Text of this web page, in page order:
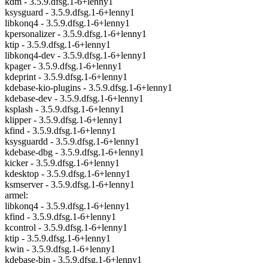
ksysguard - 3.5.9.dfsg.1-6+lenny1
libkonq4 - 3.5.9.dfsg.1-6+lenny1
kpersonalizer - 3.5.9.dfsg.1-6+lenny1
ktip - 3.5.9.dfsg.1-6+lenny1
libkonq4-dev - 3.5.9.dfsg.1-6+lenny1
kpager - 3.5.9.dfsg.1-6+lenny1
kdeprint - 3.5.9.dfsg.1-6+lenny1
kdebase-kio-plugins - 3.5.9.dfsg.1-6+lenny1
kdebase-dev - 3.5.9.dfsg.1-6+lenny1
ksplash - 3.5.9.dfsg.1-6+lenny1
klipper - 3.5.9.dfsg.1-6+lenny1
kfind - 3.5.9.dfsg.1-6+lenny1
ksysguardd - 3.5.9.dfsg.1-6+lenny1
kdebase-dbg - 3.5.9.dfsg.1-6+lenny1
kicker - 3.5.9.dfsg.1-6+lenny1
kdesktop - 3.5.9.dfsg.1-6+lenny1
ksmserver - 3.5.9.dfsg.1-6+lenny1
armel:
libkonq4 - 3.5.9.dfsg.1-6+lenny1
kfind - 3.5.9.dfsg.1-6+lenny1
kcontrol - 3.5.9.dfsg.1-6+lenny1
ktip - 3.5.9.dfsg.1-6+lenny1
kwin - 3.5.9.dfsg.1-6+lenny1
kdebase-bin - 3.5.9.dfsg.1-6+lenny1